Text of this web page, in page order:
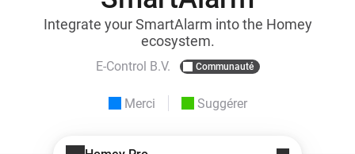
Integrate your SmartAlarm into the Homey
ecosystem.
E-Control B.V. Communauté
Merci Suggérer